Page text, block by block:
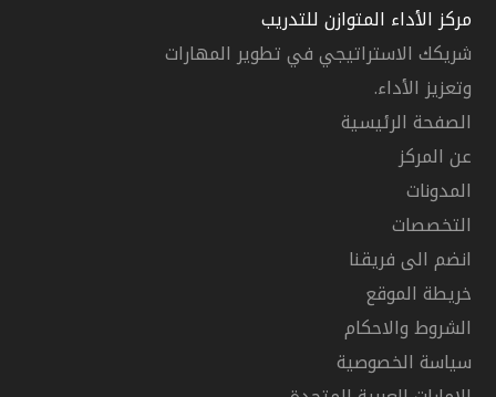
مركز الأداء المتوازن للتدريب
شريكك الاستراتيجي في تطوير المهارات
وتعزيز الأداء.
الصفحة الرئيسية
عن المركز
المدونات
التخصصات
انضم الى فريقنا
خريطة الموقع
الشروط والاحكام
سياسة الخصوصية